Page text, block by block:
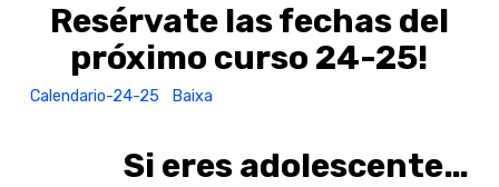
Resérvate las fechas del
próximo curso 24-25!
Calendario-24-25 Baixa
Si eres adolescente…